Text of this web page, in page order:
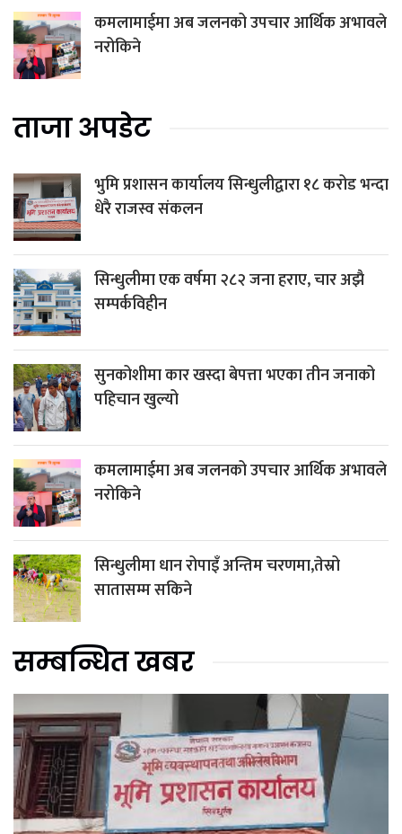
कमलामाईमा अब जलनको उपचार आर्थिक अभावले
नरोकिने
ताजा अपडेट
भुमि प्रशासन कार्यालय सिन्धुलीद्वारा १८ करोड भन्दा
धेरै राजस्व संकलन
सिन्धुलीमा एक वर्षमा २८२ जना हराए, चार अझै
सम्पर्कविहीन
सुनकोशीमा कार खस्दा बेपत्ता भएका तीन जनाको
पहिचान खुल्यो
कमलामाईमा अब जलनको उपचार आर्थिक अभावले
नरोकिने
सिन्धुलीमा धान रोपाइँ अन्तिम चरणमा,तेस्रो
सातासम्म सकिने
सम्बन्धित खबर